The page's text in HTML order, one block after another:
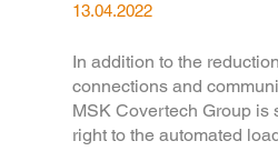
13.04.2022
In addition to the
connections and
MSK Covertech Group is
right to the automated